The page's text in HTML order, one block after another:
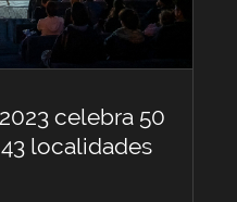
celebra 50
localidades